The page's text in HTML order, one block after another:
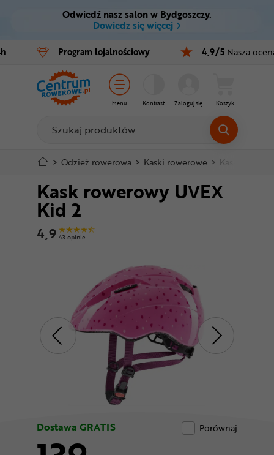
Ctrl M
Menu główne
Informacje o produkcie
Do koszyka
Szczegółowe informacje
Stopka
Mapa strony
Odwiedź nasz salon w Bydgoszczy.
Dowiedz się więcej
Program lojalnościowy 4,9/5 Nasza
Menu Kontrast Zaloguj się Koszyk
Rowery
E-bike
Części
Akcesoria
Odzież
Kaski
Buty
Nowości
Superoferta
> Odzież rowerowa > Kaski rowerowe > Kaski dla
Kask rowerowy UVEX
Kid 2
4,9 43 opinie
Dostawa GRATIS Porównaj